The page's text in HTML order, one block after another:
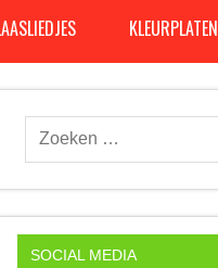
KLEURPLATEN
SOCIAL MEDIA